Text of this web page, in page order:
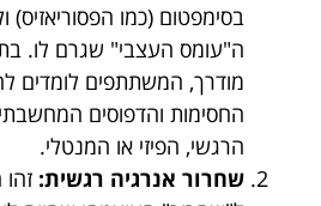
בסימפטום (כמו
ה"עומס העצבי" שגרם לו.
מודרך, המשתתפים לומדים
החסימות והדפוסים
הרגשי, הפיזי או המנטלי.
שחרור אנרגיה רגשית: